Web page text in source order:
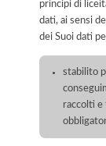
principi di
dati, ai sensi
dei Suoi dati
stabilito
raccolti